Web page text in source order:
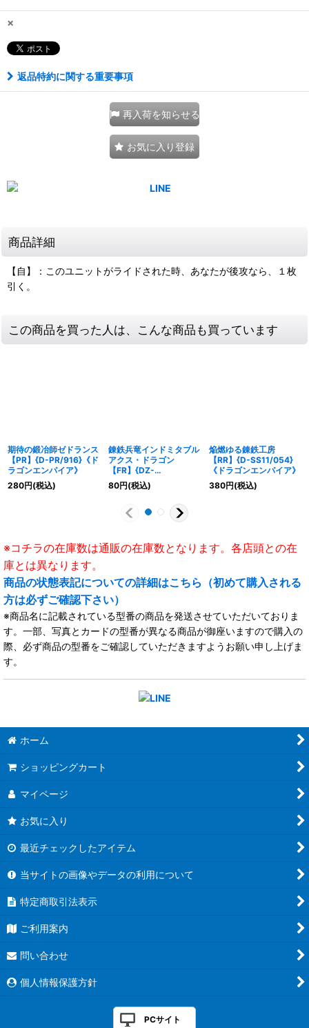
×
返品特約に関する重要事項
再入荷を知らせる
お気に入り登録
商品詳細
【自】：このユニットがライドされた時、あなたが後攻なら、１枚
引く。
この商品を買った人は、こんな商品も買っています
期待の鍛冶師ゼドランス
【PR】{D-PR/916}《ド
ラゴンエンパイア》
280円(税込)
錬鉄兵竜インドミタブル
アクス・ドラゴン
【FR】{DZ-
BT10/FR03}《ドラゴン
エンパイア》
80円(税込)
焔燃ゆる錬鉄工房
【RR】{D-SS11/054}
《ドラゴンエンパイア》
380円(税込)
※コチラの在庫数は通販の在庫数となります。各店頭との在
庫とは異なります。
商品の状態表記についての詳細はこちら（初めて購入される
方は必ずご確認下さい）
※商品名に記載されている型番の商品を発送させていただいておりま
す。一部、写真とカードの型番が異なる商品が御座いますので購入の
際、必ず商品の型番をご確認していただきますようお願い申し上げま
す。
ホーム
ショッピングカート
マイページ
お気に入り
最近チェックしたアイテム
当サイトの画像やデータの利用について
特定商取引法表示
ご利用案内
問い合わせ
個人情報保護方針
PCサイト